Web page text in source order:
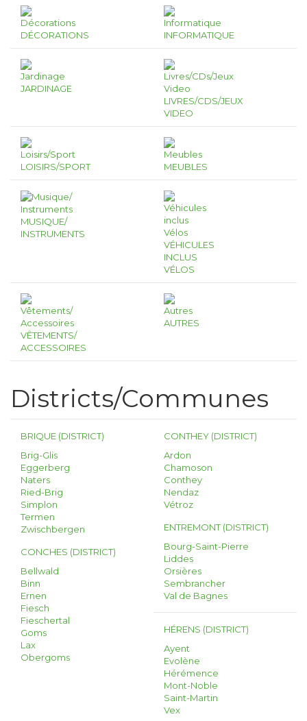
DÉCORATIONS INFORMATIQUE
JARDINAGE
LIVRES/CDS/JEUX
VIDEO
LOISIRS/SPORT MEUBLES
MUSIQUE/
INSTRUMENTS
VÉHICULES
INCLUS
VÉLOS
VÊTEMENTS/
ACCESSOIRES
AUTRES
Districts/Communes
BRIQUE (DISTRICT)
Brig-Glis
Eggerberg
Naters
Ried-Brig
Simplon
Termen
Zwischbergen
CONCHES (DISTRICT)
Bellwald
Binn
Ernen
Fiesch
Fieschertal
Goms
Lax
Obergoms
CONTHEY (DISTRICT)
Ardon
Chamoson
Conthey
Nendaz
Vétroz
ENTREMONT (DISTRICT)
Bourg-Saint-Pierre
Liddes
Orsières
Sembrancher
Val de Bagnes
HÉRENS (DISTRICT)
Ayent
Evolène
Hérémence
Mont-Noble
Saint-Martin
Vex